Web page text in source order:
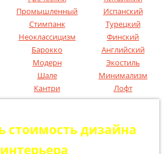
Промышленный
Испанский
Стимпанк
Турецкий
Неоклассицизм
Финский
Барокко
Английский
Модерн
Экостиль
Шале
Минимализм
Кантри Лофт
стоимость дизайна
интерьера